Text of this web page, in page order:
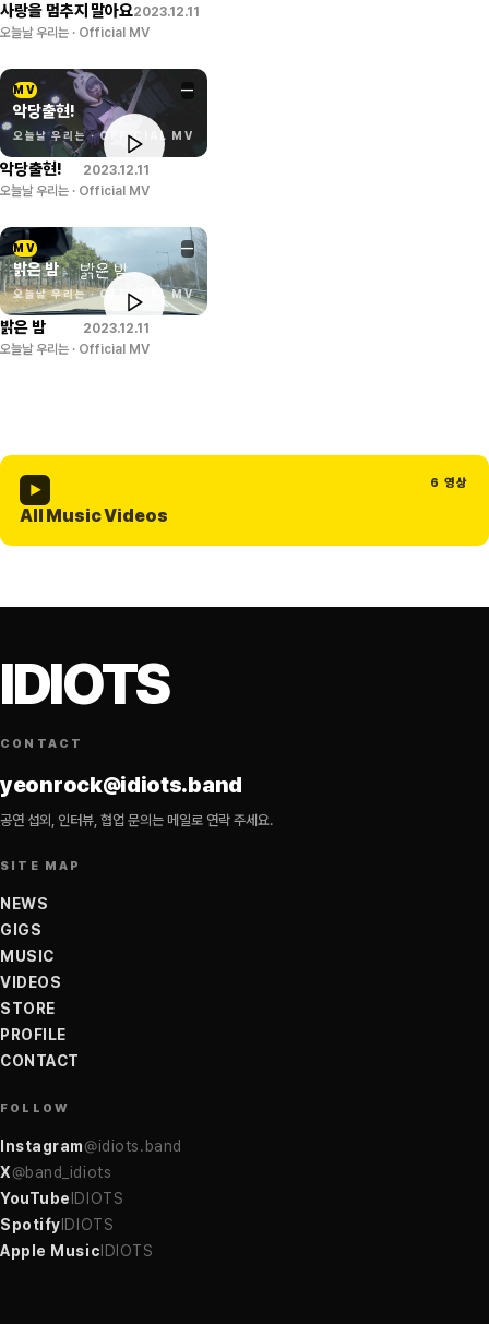
사랑을 멈추지 말아요2023.12.11
오늘날 우리는 · Official MV
MV —
악당출현!
오늘날 우리는 · OFFICIAL MV
악당출현!
2023.12.11
오늘날 우리는 · Official MV
MV —
밝은 밤
오늘날 우리는 · OFFICIAL MV
밝은 밤
2023.12.11
오늘날 우리는 · Official MV
▶ 6 영상
All Music Videos
IDIOTS
CONTACT
yeonrock@idiots.band
공연 섭외, 인터뷰, 협업 문의는 메일로 연락 주세요.
SITE MAP
NEWS
GIGS
MUSIC
VIDEOS
STORE
PROFILE
CONTACT
FOLLOW
Instagram@idiots.band
X@band_idiots
YouTube IDIOTS
Spotify IDIOTS
Apple Music IDIOTS